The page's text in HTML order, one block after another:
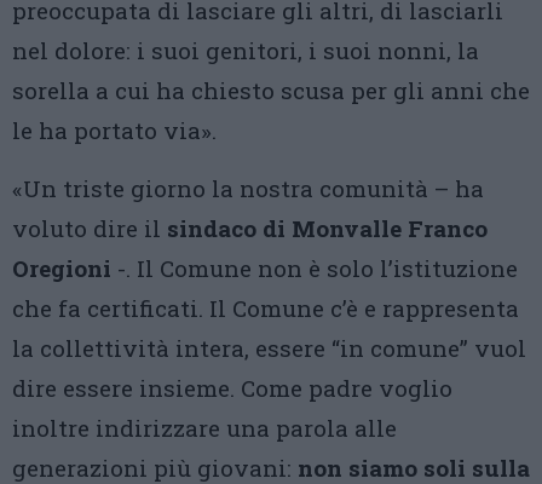
preoccupata di lasciare gli altri, di lasciarli
nel dolore: i suoi genitori, i suoi nonni, la
sorella a cui ha chiesto scusa per gli anni che
le ha portato via».
«Un triste giorno la nostra comunità – ha
voluto dire il sindaco di Monvalle Franco
Oregioni -. Il Comune non è solo l’istituzione
che fa certificati. Il Comune c’è e rappresenta
la collettività intera, essere “in comune” vuol
dire essere insieme. Come padre voglio
inoltre indirizzare una parola alle
generazioni più giovani: non siamo soli sulla